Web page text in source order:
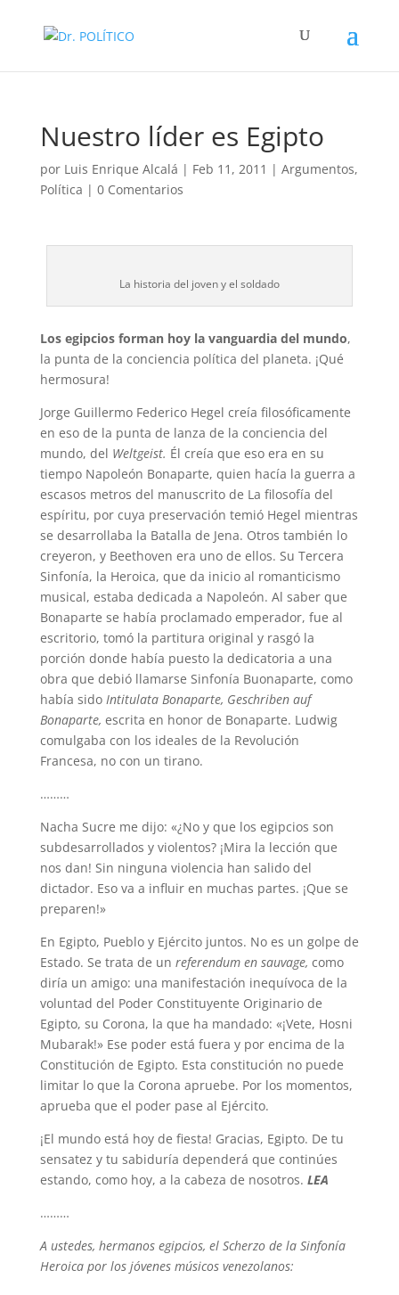
Nuestro líder es Egipto
por Luis Enrique Alcalá | Feb 11, 2011 | Argumentos,
Política | 0 Comentarios
La historia del joven y el soldado
Los egipcios forman hoy la vanguardia del mundo,
la punta de la conciencia política del planeta. ¡Qué
hermosura!
Jorge Guillermo Federico Hegel creía filosóficamente
en eso de la punta de lanza de la conciencia del
mundo, del Weltgeist. Él creía que eso era en su
tiempo Napoleón Bonaparte, quien hacía la guerra a
escasos metros del manuscrito de La filosofía del
espíritu, por cuya preservación temió Hegel mientras
se desarrollaba la Batalla de Jena. Otros también lo
creyeron, y Beethoven era uno de ellos. Su Tercera
Sinfonía, la Heroica, que da inicio al romanticismo
musical, estaba dedicada a Napoleón. Al saber que
Bonaparte se había proclamado emperador, fue al
escritorio, tomó la partitura original y rasgó la
porción donde había puesto la dedicatoria a una
obra que debió llamarse Sinfonía Buonaparte, como
había sido Intitulata Bonaparte, Geschriben auf
Bonaparte, escrita en honor de Bonaparte. Ludwig
comulgaba con los ideales de la Revolución
Francesa, no con un tirano.
………
Nacha Sucre me dijo: «¿No y que los egipcios son
subdesarrollados y violentos? ¡Mira la lección que
nos dan! Sin ninguna violencia han salido del
dictador. Eso va a influir en muchas partes. ¡Que se
preparen!»
En Egipto, Pueblo y Ejército juntos. No es un golpe de
Estado. Se trata de un referendum en sauvage, como
diría un amigo: una manifestación inequívoca de la
voluntad del Poder Constituyente Originario de
Egipto, su Corona, la que ha mandado: «¡Vete, Hosni
Mubarak!» Ese poder está fuera y por encima de la
Constitución de Egipto. Esta constitución no puede
limitar lo que la Corona apruebe. Por los momentos,
aprueba que el poder pase al Ejército.
¡El mundo está hoy de fiesta! Gracias, Egipto. De tu
sensatez y tu sabiduría dependerá que continúes
estando, como hoy, a la cabeza de nosotros. LEA
………
A ustedes, hermanos egipcios, el Scherzo de la Sinfonía
Heroica por los jóvenes músicos venezolanos: